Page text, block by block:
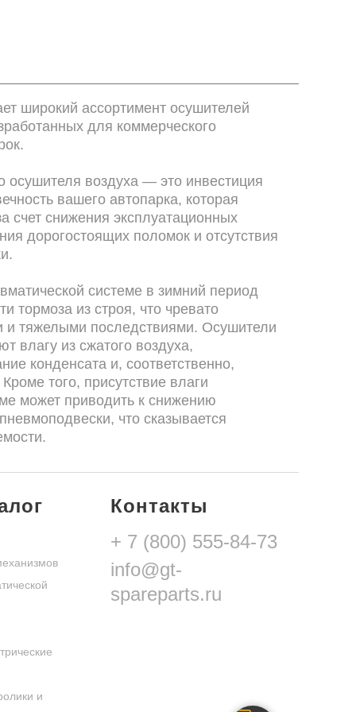
широкий ассортимент осушителей
для коммерческого
осушителя воздуха — это инвестиция
вашего автопарка, которая
счет снижения эксплуатационных
дорогостоящих поломок и отсутствия
системе в зимний период
тормоза из строя, что чревато
и тяжелыми последствиями. Осушители
влагу из сжатого воздуха,
конденсата и, соответственно,
того, присутствие влаги
может приводить к снижению
что сказывается
высокое качество своих осушителей
контроль качества перед
и
Контакты
+ 7 (800) 555-84-73
info@gt-
spareparts.ru